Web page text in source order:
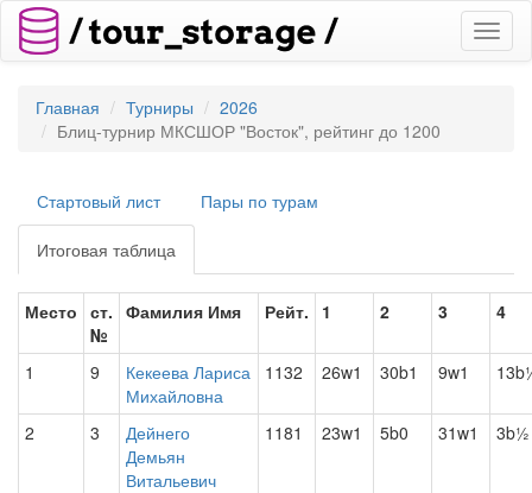
Главная Турниры
2026
Блиц-турнир МКСШОР "Восток", рейтинг до 1200
Стартовый лист Пары по турам
Итоговая таблица
Место ст.
№
Фамилия Имя Рейт. 1 2 3 4
1 9
Кекеева Лариса
Михайловна
1132 26w1 30b1 9w1
2 3
Дейнего
Демьян
Витальевич
1181 23w1 5b0 31w1 3b½